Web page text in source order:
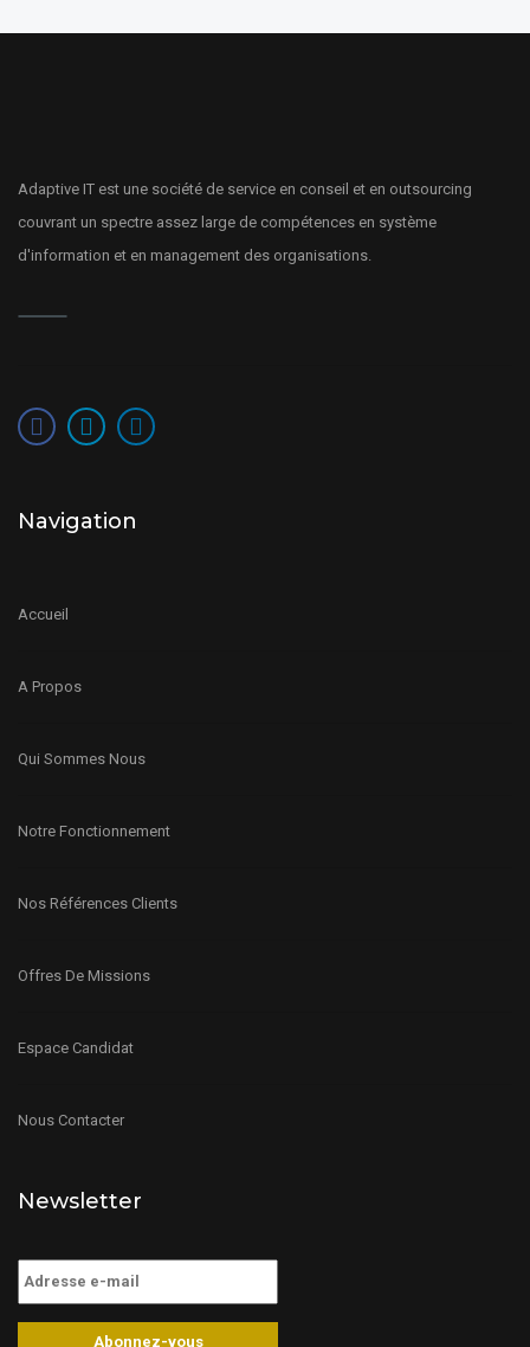
Adaptive IT est une société de service en conseil et en outsourcing
couvrant un spectre assez large de compétences en système
d'information et en management des organisations.
Navigation
Accueil
A Propos
Qui Sommes Nous
Notre Fonctionnement
Nos Références Clients
Offres De Missions
Espace Candidat
Nous Contacter
Newsletter